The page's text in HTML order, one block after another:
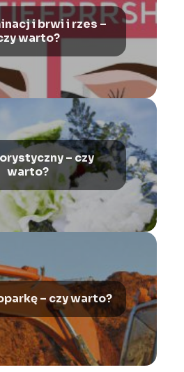
i brwi i rzes –
warto?
– czy
warto?
– czy warto?